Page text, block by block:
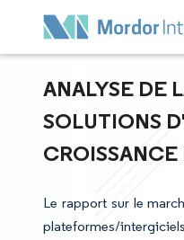
ANALYSE DE
SOLUTIONS
Le rapport sur le
plateformes/